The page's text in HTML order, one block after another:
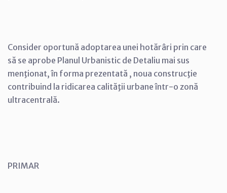
Consider oportună adoptarea unei hotărâri prin care
să se aprobe Planul Urbanistic de Detaliu mai sus
menţionat, în forma prezentată , noua construcţie
contribuind la ridicarea calităţii urbane într-o zonă
ultracentrală.
PRIMAR